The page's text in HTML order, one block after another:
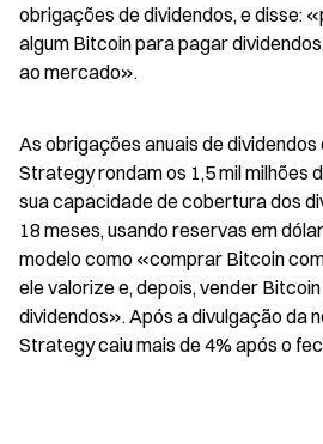
obrigações de dividendos, e disse:
algum Bitcoin para pagar
ao mercado».
As obrigações anuais de dividendos
Strategy rondam os 1,5 mil milhões
sua capacidade de cobertura dos
18 meses, usando reservas em
modelo como «comprar Bitcoin
ele valorize e, depois, vender
dividendos». Após a divulgação da
Strategy caiu mais de 4% após o